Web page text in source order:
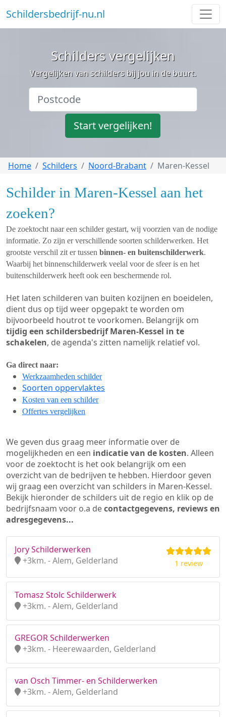
Schildersbedrijf-nu.nl
Schilders vergelijken
Vergelijken van schilders bij jou in de buurt.
Start vergelijken!
Home Schilders Noord-Brabant Maren-Kessel
Schilder in Maren-Kessel aan het
zoeken?
De zoektocht naar een schilder gestart, wij voorzien van de nodige
informatie. Zo zijn er verschillende soorten schilderwerken. Het
grootste verschil zit er tussen binnen- en buitenschilderwerk.
Waarbij het binnenschilderwerk veelal voor de sfeer is en het
buitenschilderwerk heeft ook een beschermende rol.
Het laten schilderen van buiten kozijnen en boeidelen,
dient dus op tijd weer opgepakt te worden om
bijvoorbeeld houtrot te voorkomen. Belangrijk om
tijdig een schildersbedrijf Maren-Kessel in te
schakelen, de agenda's zitten namelijk relatief vol.
Ga direct naar:
Werkzaamheden schilder
Soorten oppervlaktes
Kosten van een schilder
Offertes vergelijken
We geven dus graag meer informatie over de
mogelijkheden en een indicatie van de kosten. Alleen
voor de zoektocht is het ook belangrijk om een
overzicht van de bedrijven te hebben. Hierdoor geven
wij graag een overzicht van schilders in Maren-Kessel.
Bekijk hieronder de schilders uit de regio en klik op de
bedrijfsnaam voor o.a decontactgegevens, reviews en
adresgegevens...
Jory Schilderwerken
+3km. - Alem, Gelderland
1 review
Tomasz Stolc Schilderwerk
+3km. - Alem, Gelderland
GREGOR Schilderwerken
+3km. - Heerewaarden, Gelderland
van Osch Timmer- en Schilderwerken
+3km. - Alem, Gelderland